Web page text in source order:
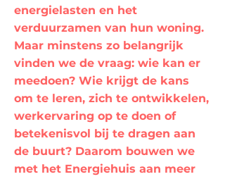
energielasten en het
verduurzamen van hun woning.
Maar minstens zo belangrijk
vinden we de vraag: wie kan er
meedoen? Wie krijgt de kans
om te leren, zich te ontwikkelen,
werkervaring op te doen of
betekenisvol bij te dragen aan
de buurt? Daarom bouwen we
met het Energiehuis aan meer